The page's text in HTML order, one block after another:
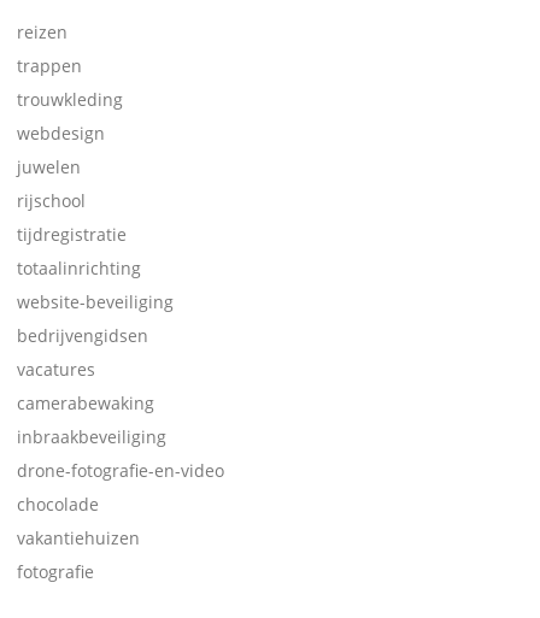
reizen
trappen
trouwkleding
webdesign
juwelen
rijschool
tijdregistratie
totaalinrichting
website-beveiliging
bedrijvengidsen
vacatures
camerabewaking
inbraakbeveiliging
drone-fotografie-en-video
chocolade
vakantiehuizen
fotografie